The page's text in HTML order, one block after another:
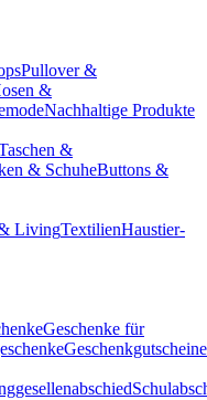
Pullover &
&
Nachhaltige Produkte
&
& SchuheButtons &
LivingTextilienHaustier-
Geschenke für
Geschenkgutscheine